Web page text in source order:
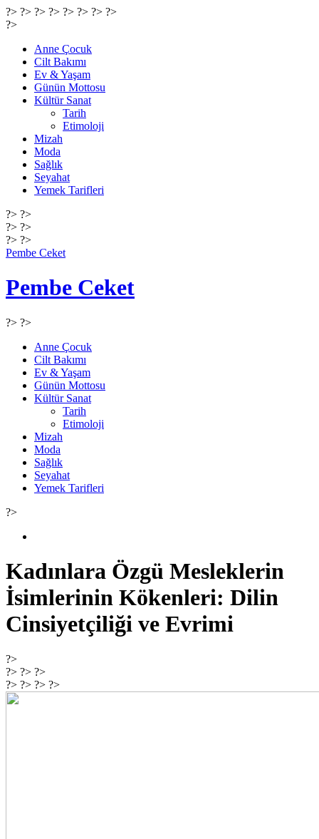
?> ?> ?> ?> ?> ?> ?> ?>
?>
Anne Çocuk
Cilt Bakımı
Ev & Yaşam
Günün Mottosu
Kültür Sanat
Tarih
Etimoloji
Mizah
Moda
Sağlık
Seyahat
Yemek Tarifleri
?> ?>
?> ?>
?> ?>
Pembe Ceket
Pembe Ceket
?> ?>
Anne Çocuk
Cilt Bakımı
Ev & Yaşam
Günün Mottosu
Kültür Sanat
Tarih
Etimoloji
Mizah
Moda
Sağlık
Seyahat
Yemek Tarifleri
?>
Kadınlara Özgü Mesleklerin
İsimlerinin Kökenleri: Dilin
Cinsiyetçiliği ve Evrimi
?>
?> ?> ?>
?> ?> ?> ?>